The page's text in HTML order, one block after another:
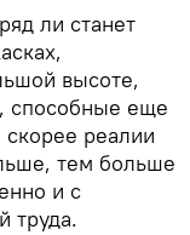
ли станет
высоте,
способные еще
скорее реалии
тем больше
и с
труда.